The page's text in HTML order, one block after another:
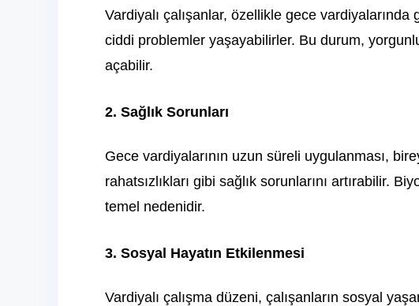
Vardiyalı çalışanlar, özellikle gece
ciddi problemler yaşayabilirler. Bu durum,
açabilir.
2. Sağlık Sorunları
Gece vardiyalarının uzun süreli uygulanması,
rahatsızlıkları gibi sağlık sorunlarını artırabilir.
temel nedenidir.
3. Sosyal Hayatın Etkilenmesi
Vardiyalı çalışma düzeni, çalışanların sosyal